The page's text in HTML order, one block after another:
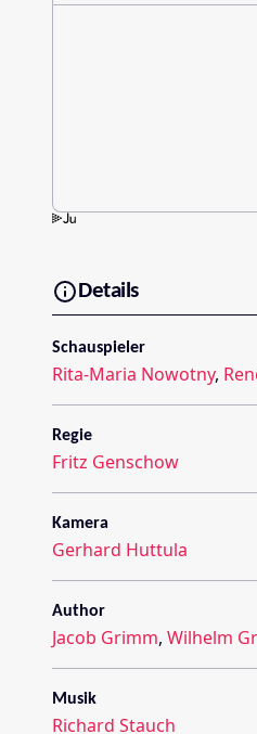
Details
Schauspieler
Rita-Maria Nowotny,
Regie
Fritz Genschow
Kamera
Gerhard Huttula
Author
Jacob Grimm, Wilhelm
Musik
Richard Stauch